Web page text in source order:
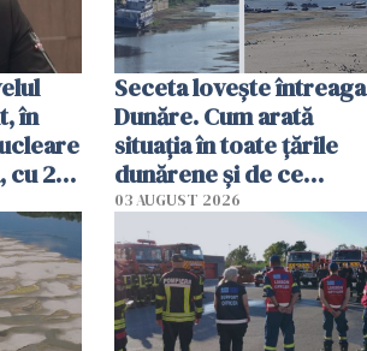
în
cu 2
Seceta lovește întreaga
Dunăre. Cum arată
situația în toate țările
dunărene și de ce
România resimte
efectele, deși a plouat
în iulie
03 AUGUST 2026